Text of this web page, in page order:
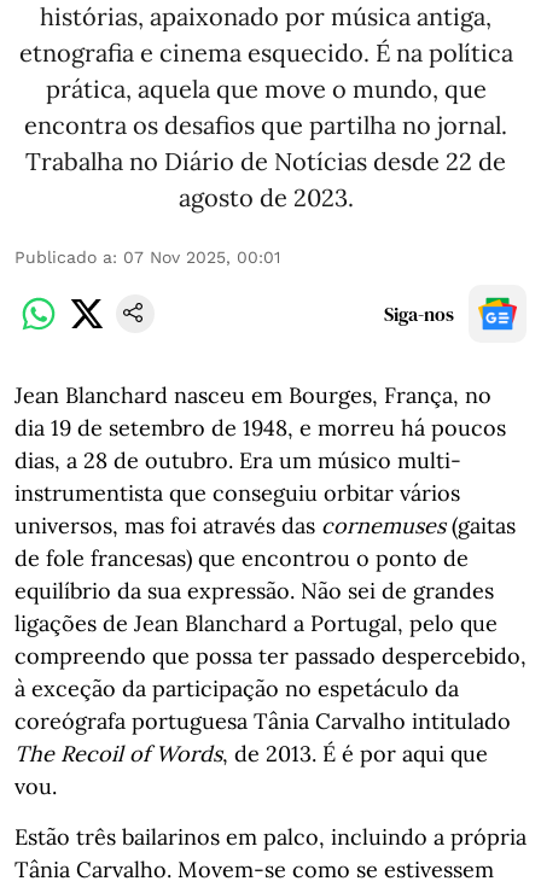
histórias, apaixonado por música antiga,
etnografia e cinema esquecido. É na política
prática, aquela que move o mundo, que
encontra os desafios que partilha no jornal.
Trabalha no Diário de Notícias desde 22 de
agosto de 2023.
Publicado a: 07 Nov 2025, 00:01
Siga-nos
Jean Blanchard nasceu em Bourges, França, no
dia 19 de setembro de 1948, e morreu há poucos
dias, a 28 de outubro. Era um músico multi-
instrumentista que conseguiu orbitar vários
universos, mas foi através das cornemuses(gaitas
de fole francesas) que encontrou o ponto de
equilíbrio da sua expressão. Não sei de grandes
ligações de Jean Blanchard a Portugal, pelo que
compreendo que possa ter passado despercebido,
à exceção da participação no espetáculo da
coreógrafa portuguesa Tânia Carvalho intitulado
The Recoil of Words, de 2013. É é por aqui que
vou.
Estão três bailarinos em palco, incluindo a própria
Tânia Carvalho. Movem-se como se estivessem